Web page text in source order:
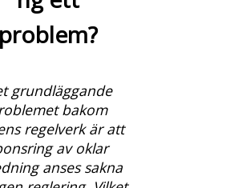
problem?
grundläggande
bakom
regelverk är att
av oklar
anses sakna